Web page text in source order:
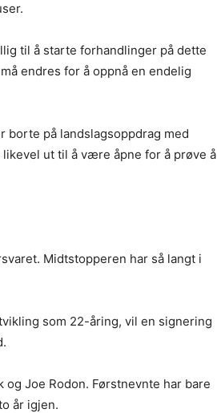
til å starte forhandlinger på dette
endres for å oppnå en endelig
borte på landslagsoppdrag med
ut til å være åpne for å prøve å
Midtstopperen har så langt i
som 22-åring, vil en signering
Joe Rodon. Førstnevnte har bare
år igjen.